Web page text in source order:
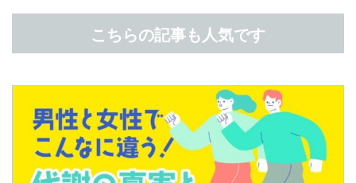
こちらの記事も人気です